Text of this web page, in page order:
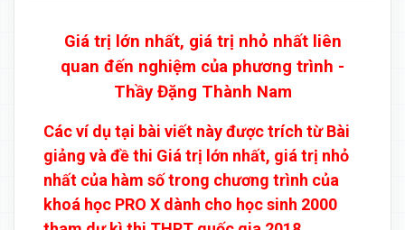
Giá trị lớn nhất, giá trị nhỏ nhất liên
quan đến nghiệm của phương trình -
Thầy Đặng Thành Nam
Các ví dụ tại bài viết này được trích từ Bài
giảng và đề thi Giá trị lớn nhất, giá trị nhỏ
nhất của hàm số trong chương trình của
khoá học PRO X dành cho học sinh 2000